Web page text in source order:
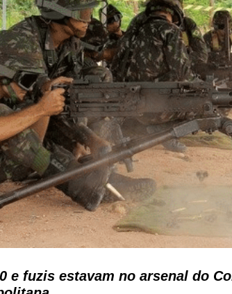
e fuzis estavam no arsenal do